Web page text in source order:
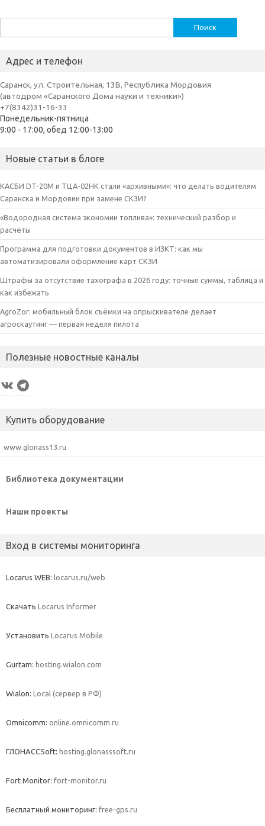
Адрес и телефон
Саранск, ул. Строительная, 13В, Республика Мордовия
(автодром «Саранского Дома науки и техники»)
+7(8342)31-16-33
Понедельник-пятница
9:00 - 17:00, обед 12:00-13:00
Новые статьи в блоге
КАСБИ DT-20M и ТЦА-02НК стали «архивными»: что делать водителям
Саранска и Мордовии при замене СКЗИ?
«Водородная система экономии топлива»: технический разбор и
расчёты
Программа для подготовки документов в ИЗКТ: как мы
автоматизировали оформление карт СКЗИ
Штрафы за отсутствие тахографа в 2026 году: точные суммы, таблица и
как избежать
AgroZor: мобильный блок съёмки на опрыскивателе делает
агроскаутинг — первая неделя пилота
Полезные новостные каналы
VK Telegram
Купить оборудование
www.glonass13.ru
Библиотека документации
Наши проекты
Вход в системы мониторинга
Locarus WEB: locarus.ru/web
Скачать Locarus Informer
Установить Locarus Mobile
Gurtam: hosting.wialon.com
Wialon: Local (сервер в РФ)
Omnicomm: online.omnicomm.ru
ГЛОНАССSoft: hosting.glonasssoft.ru
Fort Monitor: fort-monitor.ru
Бесплатный мониторинг: free-gps.ru